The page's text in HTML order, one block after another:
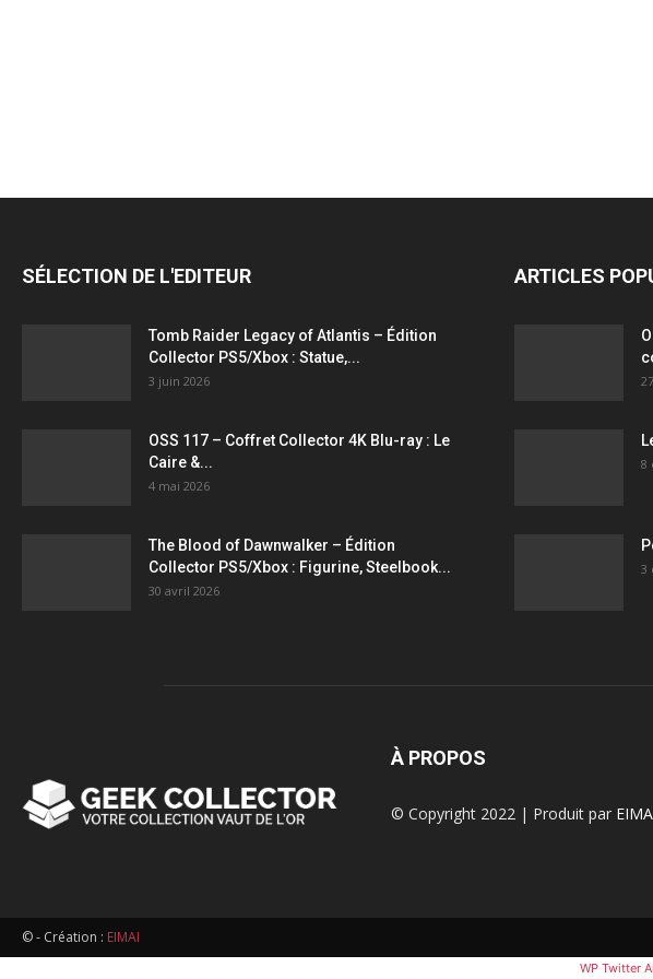
statuettes
SÉLECTION DE L'EDITEUR
Tomb Raider Legacy of Atlantis – Édition
Collector PS5/Xbox : Statue,...
3 juin 2026
OSS 117 – Coffret Collector 4K Blu-ray : Le
Caire &...
4 mai 2026
The Blood of Dawnwalker – Édition
Collector PS5/Xbox : Figurine, Steelbook...
30 avril 2026
ARTICLES
8
3
À PROPOS
© Copyright 2022 | Produit par
© - Création : EIMAI
WP Twitter